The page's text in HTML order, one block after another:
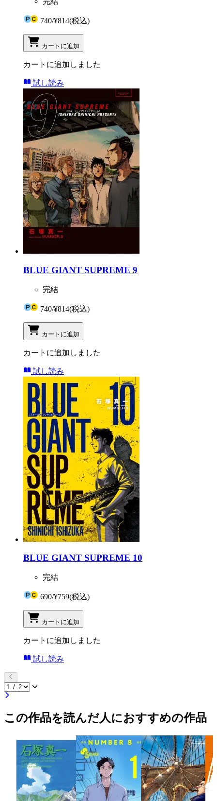
740/¥814(税込)
カートに追加
カートに追加しました
試し読み
BLUE GIANT SUPREME 9
完結
740/¥814(税込)
カートに追加
カートに追加しました
試し読み
BLUE GIANT SUPREME 10
完結
690/¥759(税込)
カートに追加
カートに追加しました
試し読み
この作品を読んだ人におすすめの作品